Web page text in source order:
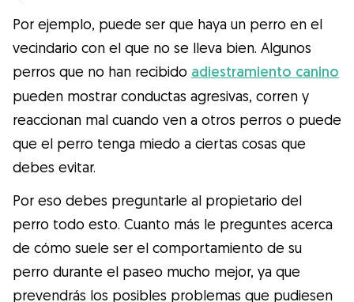
Por ejemplo, puede ser que haya un perro en el
vecindario con el que no se lleva bien. Algunos
perros que no han recibido adiestramiento canino
pueden mostrar conductas agresivas, corren y
reaccionan mal cuando ven a otros perros o puede
que el perro tenga miedo a ciertas cosas que
debes evitar.
Por eso debes preguntarle al propietario del
perro todo esto. Cuanto más le preguntes acerca
de cómo suele ser el comportamiento de su
perro durante el paseo mucho mejor, ya que
prevendrás los posibles problemas que pudiesen